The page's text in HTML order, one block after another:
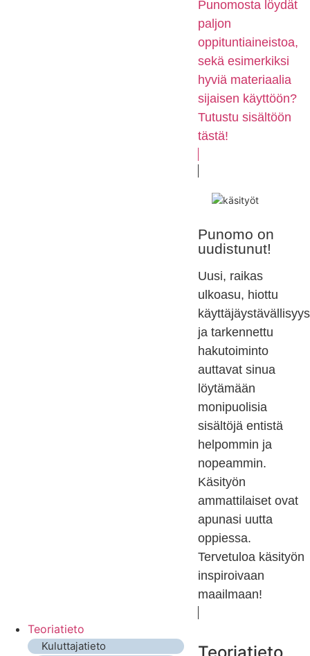
Punomosta löydät
paljon
oppituntiaineistoa,
sekä esimerkiksi
hyviä materiaalia
sijaisen käyttöön?
Tutustu sisältöön
tästä!
Punomo on
uudistunut!
Uusi, raikas
ulkoasu, hiottu
käyttäjäystävällisyys
ja tarkennettu
hakutoiminto
auttavat sinua
löytämään
monipuolisia
sisältöjä entistä
helpommin ja
nopeammin.
Käsityön
ammattilaiset ovat
apunasi uutta
oppiessa.
Tervetuloa käsityön
inspiroivaan
maailmaan!
Teoriatieto
Kuluttajatieto